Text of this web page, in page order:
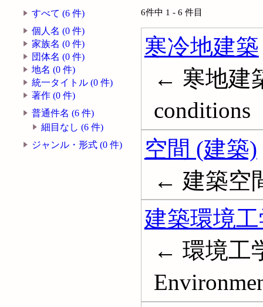
すべて (6 件)
個人名 (0 件)
家族名 (0 件)
団体名 (0 件)
地名 (0 件)
統一タイトル (0 件)
著作 (0 件)
普通件名 (6 件)
細目なし (6 件)
ジャンル・形式 (0 件)
6件中 1 - 6 件目
寒冷地建築
← 寒地建
conditions
空間 (建築)
← 建築空
建築環境
← 環境工